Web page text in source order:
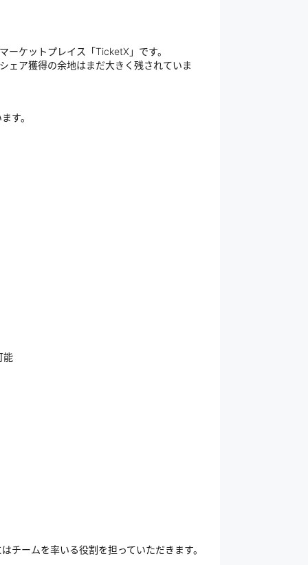
ケットプレイス「TicketX」です。
ェア獲得の余地はまだ大きく残されていま
す。
能
チームを率いる役割を担っていただきます。